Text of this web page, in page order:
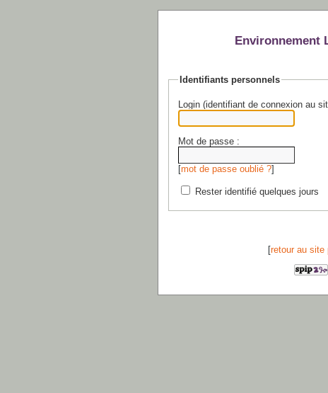
Environnement
Identifiants personnels
Login (identifiant de connexion au
Mot de passe :
[mot de passe oublié ?]
Rester identifié quelques jours
[retour au site